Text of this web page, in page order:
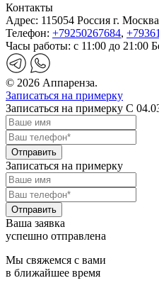
Контакты
Адрес: 115054 Россия г.
Телефон: +79250267684,
Часы работы: с 11:00 до 21:00
© 2026 Аппаренза.
Записаться на примерку
Записаться на примерку C
Записаться на примерку
Ваша заявка
успешно отправлена
Мы свяжемся с вами
в ближайшее время